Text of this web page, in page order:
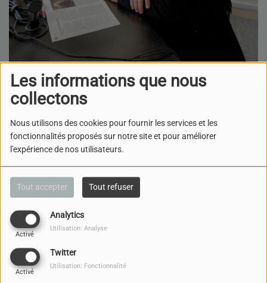
Les informations que nous
collectons
Nous utilisons des cookies pour fournir les services et les
fonctionnalités proposés sur notre site et pour améliorer
l'expérience de nos utilisateurs.
Tout accepter Tout refuser
Analytics
Activé
Utilisation: Analyse
Twitter
Activé
Utilisation: Fonctionnalité
12 DÉCEMBRE 2025
ÉCOUTER LE PODCAST
TÉLÉCHARGER LE PODCAST
Emission « Education,
dialogue interculturel et citoyen
père Raphaël
Le père Raphaël Clément, prévôt de l’Oratoire, délégué de
Dijon aux relations avec le judaïsme, revient sur la
déclaration « Nostra